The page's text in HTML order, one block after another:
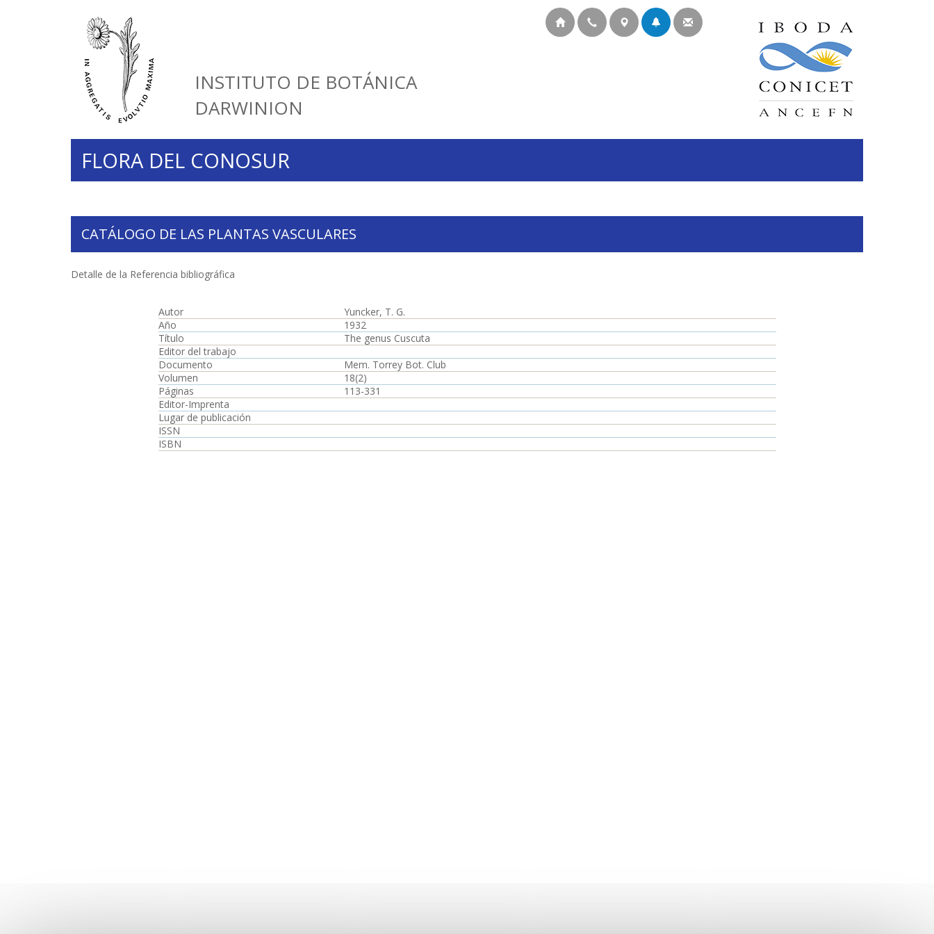
INSTITUTO DE BOTÁNICA
DARWINION
FLORA DEL CONOSUR
CATÁLOGO DE LAS PLANTAS VASCULARES
Detalle de la Referencia bibliográfica
Autor
Yuncker, T. G.
Año
1932
Título
The genus Cuscuta
Editor del trabajo
Documento
Mem. Torrey Bot. Club
Volumen
18(2)
Páginas
113-331
Editor-Imprenta
Lugar de publicación
ISSN
ISBN